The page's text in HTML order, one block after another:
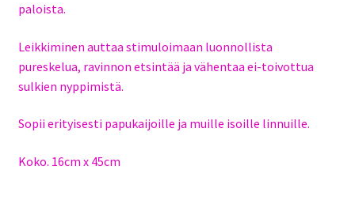
paloista.
Leikkiminen auttaa stimuloimaan luonnollista
pureskelua, ravinnon etsintää ja vähentaa ei-toivottua
sulkien nyppimistä.
Sopii erityisesti papukaijoille ja muille isoille linnuille.
Koko. 16cm x 45cm